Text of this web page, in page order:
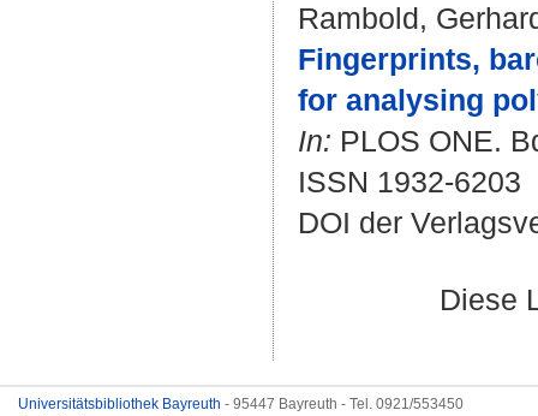
Rambold,
Fingerprints,
for analysing
In: PLOS ONE.
ISSN 1932-6203
DOI der
Diese
Universitätsbibliothek Bayreuth - 95447 Bayreuth - Tel. 0921/553450